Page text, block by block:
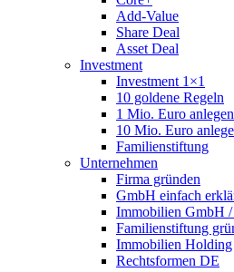
Add-Value
Share Deal
Asset Deal
Investment
Investment 1×1
10 goldene Regeln
1 Mio. Euro anlegen
10 Mio. Euro
Familienstiftung
Unternehmen
Firma gründen
GmbH einfach
Immobilien GmbH
Familienstiftung
Immobilien Holding
Rechtsformen DE